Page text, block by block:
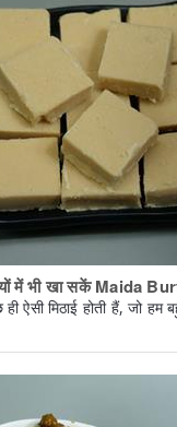
में भी खा सकें Maida
ऐसी मिठाई होती हैं, जो